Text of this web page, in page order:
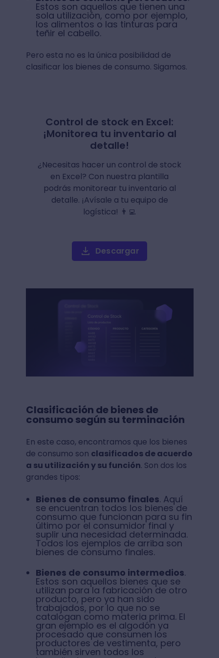
Estos son aquellos que tienen una
sola utilización, como por ejemplo,
los alimentos o las tinturas para
teñir el cabello.
Pero esta no es la única posibilidad de
clasificar los bienes de consumo. Sigamos.
Control de stock en Excel:
¡Monitorea tu inventario al
detalle!
¿Necesitas hacer un control de stock
en Excel? Con nuestra plantilla
podrás monitorear tu inventario al
detalle. ¡Avísale a tu equipo de
logística! 👨‍💻
Descargar
Clasificación de bienes de
consumo según su terminación
En este caso, encontramos que los bienes
de consumo son clasificados de acuerdo
a su utilización y su función. Son dos los
grandes tipos:
Bienes de consumo finales. Aquí
se encuentran todos los bienes de
consumo que funcionan para su fin
último por el consumidor final y
suplir una necesidad determinada.
Todos los ejemplos de arriba son
bienes de consumo finales.
Bienes de consumo intermedios.
Estos son aquellos bienes que se
utilizan para la fabricación de otro
producto, pero ya han sido
trabajados, por lo que no se
catalogan como materia prima. El
gran ejemplo es el algodón ya
procesado que consumen los
productores de vestimenta, pero
también sirven todos los